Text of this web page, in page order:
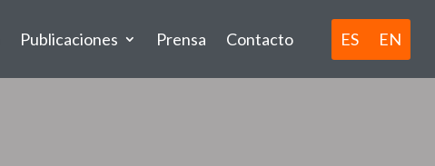
Publicaciones Prensa Contacto ES EN